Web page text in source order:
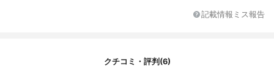
記載情報ミス報告
クチコミ・評判(6)